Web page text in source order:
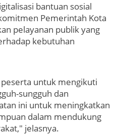
bantuan sosial
Pemerintah Kota
pelayanan publik yang
kebutuhan
untuk mengikuti
sungguh dan
ini untuk meningkatkan
dalam mendukung
jelasnya.